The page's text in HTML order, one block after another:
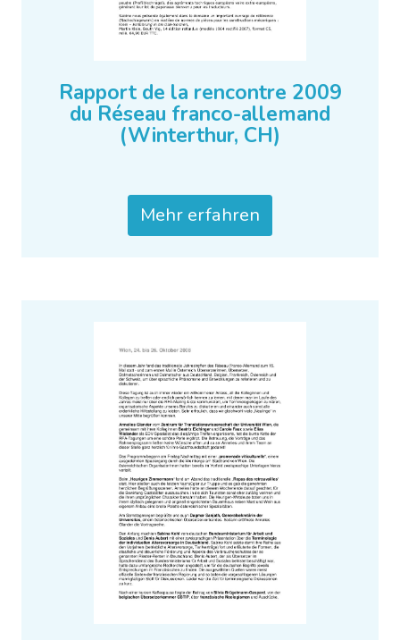
Rapport de la rencontre 2009
du Réseau franco-allemand
(Winterthur, CH)
Mehr erfahren